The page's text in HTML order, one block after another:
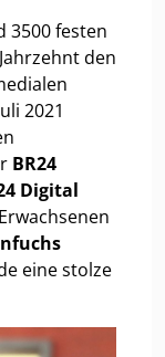
3500 festen
den
2021
BR24
Digital
eine stolze